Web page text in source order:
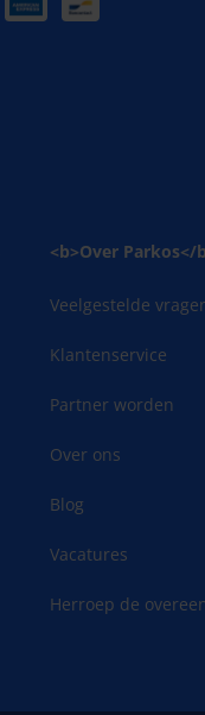
<b>Over Parkos</
Veelgestelde
Klantenservice
Partner worden
Over ons
Blog
Vacatures
Herroep de